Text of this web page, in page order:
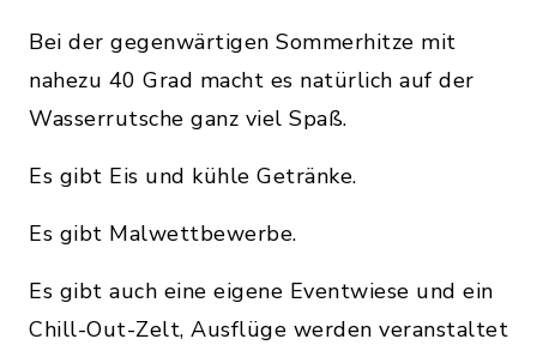
Bei der gegenwärtigen Sommerhitze mit
nahezu 40 Grad macht es natürlich auf der
Wasserrutsche ganz viel Spaß.
Es gibt Eis und kühle Getränke.
Es gibt Malwettbewerbe.
Es gibt auch eine eigene Eventwiese und ein
Chill-Out-Zelt, Ausflüge werden veranstaltet